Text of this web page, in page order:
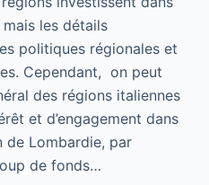
les détails
politiques régionales et
Cependant, on peut
des régions italiennes
et d’engagement dans
Lombardie, par
de fonds…